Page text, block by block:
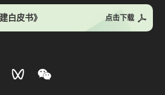
白皮书》 点击下载